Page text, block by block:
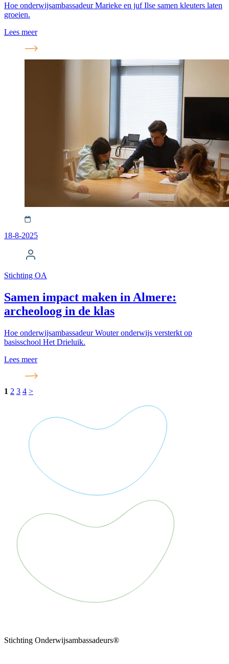
Hoe onderwijsambassadeur Marieke en juf Ilse samen kleuters laten
groeien.
Lees meer
18-8-2025
Stichting OA
Samen impact maken in Almere:
archeoloog in de klas
Hoe onderwijsambassadeur Wouter onderwijs versterkt op
basisschool Het Drieluik.
Lees meer
1 2 3 4 >
Stichting Onderwijsambassadeurs®